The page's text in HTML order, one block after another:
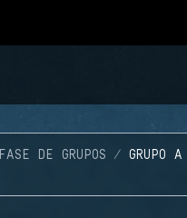
FASE DE GRUPOS GRUPO